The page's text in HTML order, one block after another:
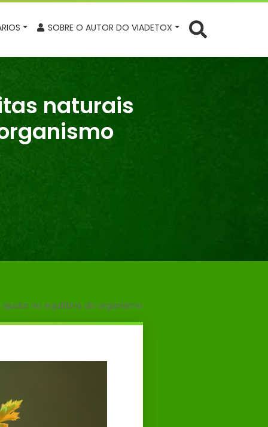
SOBRE O AUTOR DO VIADETOX
naturais
no equilíbrio do organismo